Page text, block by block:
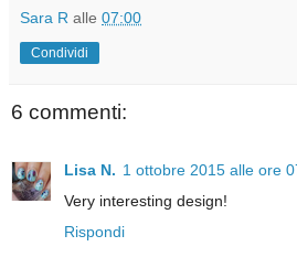
Sara R alle 07:00
Condividi
6 commenti:
Lisa N. 1 ottobre 2015 alle ore
Very interesting design!
Rispondi